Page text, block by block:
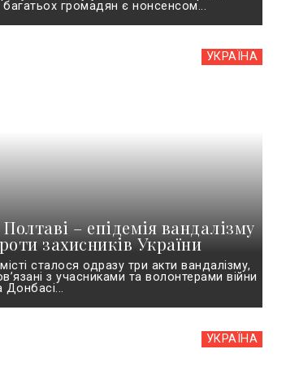
багатьох громадян є нонсенсом...
УКРАЇНА
– епідемія вандалізму
захисників України
сталося одразу три акти вандалізму,
з учасниками та волонтерами війни
Донбасі...
УКРАЇНА